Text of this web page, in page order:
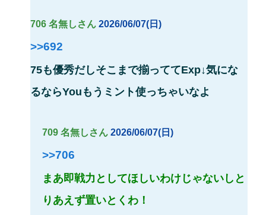
706 名無しさん 2026/06/07(日)
>>692
75も優秀だしそこまで揃っててExp↓気にな
るならYouもうミント使っちゃいなよ
709 名無しさん 2026/06/07(日)
>>706
まあ即戦力としてほしいわけじゃないしと
りあえず置いとくわ！